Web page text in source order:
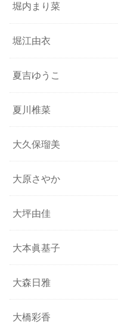
堀内まり菜
堀江由衣
夏吉ゆうこ
夏川椎菜
大久保瑠美
大原さやか
大坪由佳
大本眞基子
大森日雅
大橋彩香